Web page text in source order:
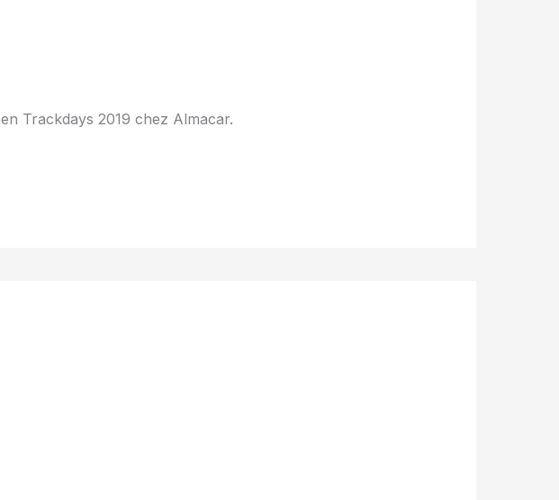
Trackdays 2019 chez Almacar.